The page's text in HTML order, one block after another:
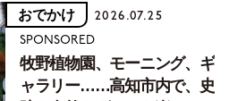
おでかけ 2026.07.25
SPONSORED
牧野植物園、モーニング、ギ
ャラリー……高知市内で、史